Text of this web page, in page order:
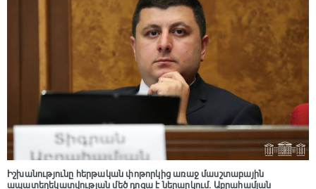
Իշխանությունը հերթական փոթորկից առաջ մասշտաբային
ապատեղեկատվության մեծ դnզա է ներարկում․ Աբրահամյան